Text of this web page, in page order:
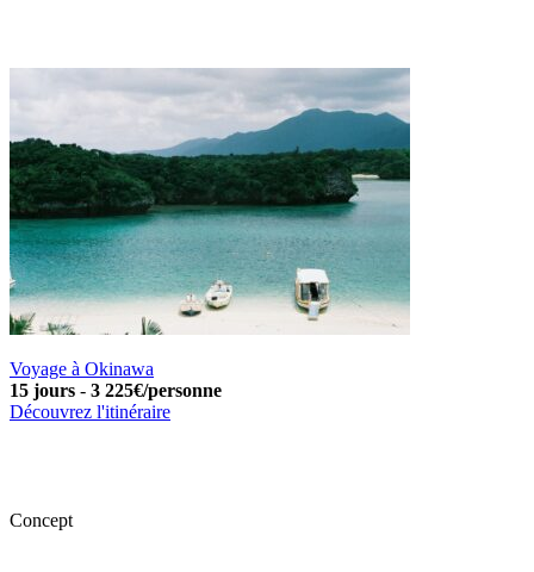
Voyage à Okinawa
15 jours - 3 225€/personne
Découvrez l'itinéraire
Concept